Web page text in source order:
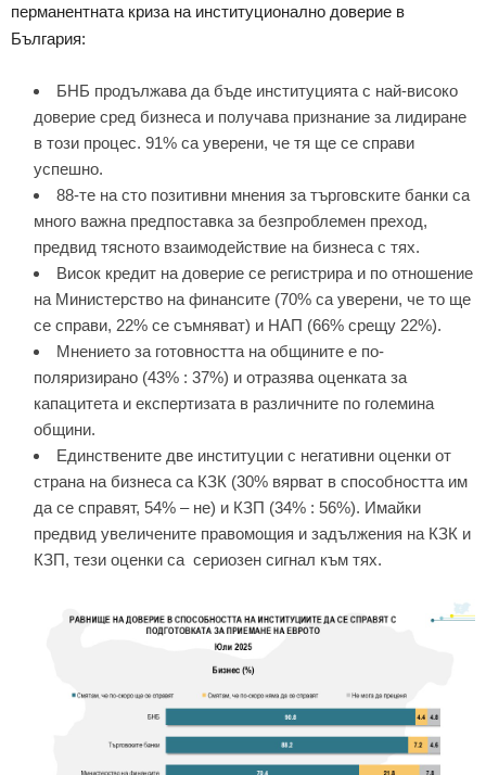
перманентната криза на институционално доверие в
България:
БНБ продължава да бъде институцията с най-високо
доверие сред бизнеса и получава признание за лидиране
в този процес. 91% са уверени, че тя ще се справи
успешно.
88-те на сто позитивни мнения за търговските банки са
много важна предпоставка за безпроблемен преход,
предвид тясното взаимодействие на бизнеса с тях.
Висок кредит на доверие се регистрира и по отношение
на Министерство на финансите (70% са уверени, че то ще
се справи, 22% се съмняват) и НАП (66% срещу 22%).
Мнението за готовността на общините е по-
поляризирано (43% : 37%) и отразява оценката за
капацитета и експертизата в различните по големина
общини.
Единствените две институции с негативни оценки от
страна на бизнеса са КЗК (30% вярват в способността им
да се справят, 54% – не) и КЗП (34% : 56%). Имайки
предвид увеличените правомощия и задължения на КЗК и
КЗП, тези оценки са сериозен сигнал към тях.